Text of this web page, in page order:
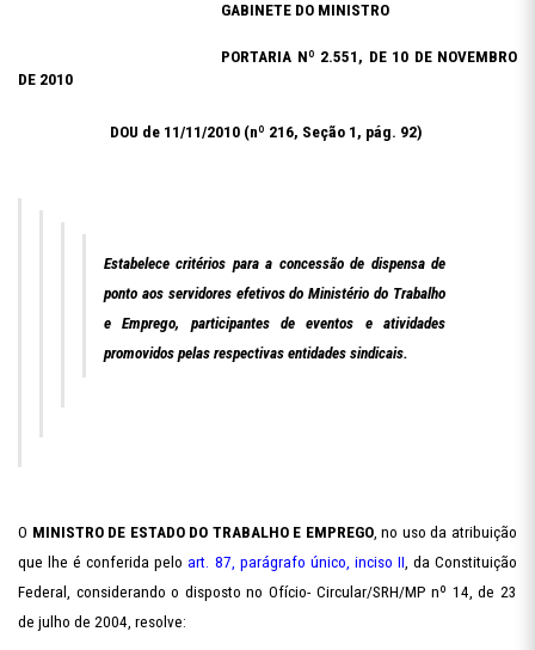
GABINETE DO MINISTRO
PORTARIA Nº 2.551, DE 10 DE NOVEMBRO
DE 2010
DOU de 11/11/2010 (nº 216, Seção 1, pág. 92)
Estabelece critérios para a concessão de dispensa de
ponto aos servidores efetivos do Ministério do Trabalho
e Emprego, participantes de eventos e atividades
promovidos pelas respectivas entidades sindicais.
O MINISTRO DE ESTADO DO TRABALHO E EMPREGO, no uso da atribuição
que lhe é conferida peloart. 87, parágrafo único, inciso II, da Constituição
Federal, considerando o disposto no Ofício- Circular/SRH/MP nº 14, de 23
de julho de 2004, resolve: